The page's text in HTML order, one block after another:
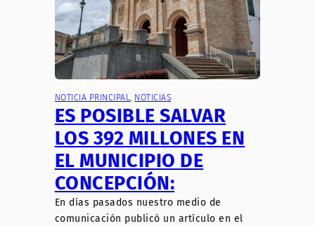
NOTICIA PRINCIPAL, NOTICIAS
ES POSIBLE SALVAR
LOS 392 MILLONES EN
EL MUNICIPIO DE
CONCEPCIÓN:
En días pasados nuestro medio de
comunicación publicó un artículo en el